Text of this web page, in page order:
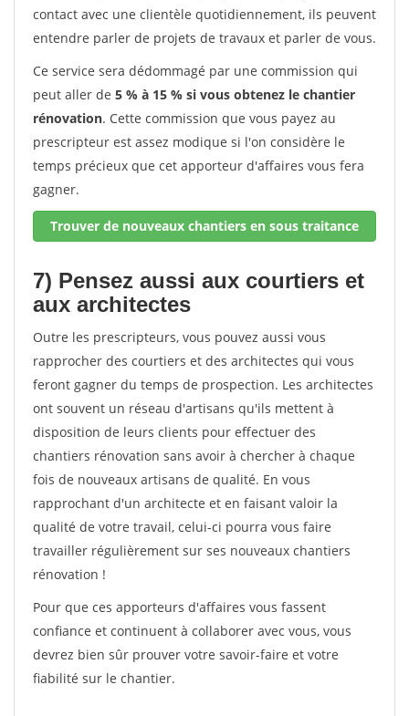
contact avec une clientèle quotidiennement, ils peuvent
entendre parler de projets de travaux et parler de vous.
Ce service sera dédommagé par une commission qui
peut aller de 5 % à 15 % si vous obtenez le chantier
rénovation. Cette commission que vous payez au
prescripteur est assez modique si l'on considère le
temps précieux que cet apporteur d'affaires vous fera
gagner.
Trouver de nouveaux chantiers en sous traitance
7) Pensez aussi aux courtiers et
aux architectes
Outre les prescripteurs, vous pouvez aussi vous
rapprocher des courtiers et des architectes qui vous
feront gagner du temps de prospection. Les architectes
ont souvent un réseau d'artisans qu'ils mettent à
disposition de leurs clients pour effectuer des
chantiers rénovation sans avoir à chercher à chaque
fois de nouveaux artisans de qualité. En vous
rapprochant d'un architecte et en faisant valoir la
qualité de votre travail, celui-ci pourra vous faire
travailler régulièrement sur ses nouveaux chantiers
rénovation !
Pour que ces apporteurs d'affaires vous fassent
confiance et continuent à collaborer avec vous, vous
devrez bien sûr prouver votre savoir-faire et votre
fiabilité sur le chantier.